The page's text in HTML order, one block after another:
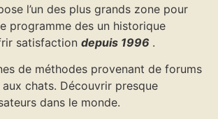
l’un des plus grands zone pour
programme des un historique
satisfaction depuis 1996 .
de méthodes provenant de forums
chats. Découvrir presque
dans le monde.